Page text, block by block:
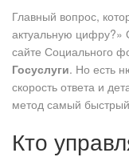
Главный вопрос,
актуальную цифру?»
сайте Социального
Госуслуги. Но есть
скорость ответа и
метод самый
Кто